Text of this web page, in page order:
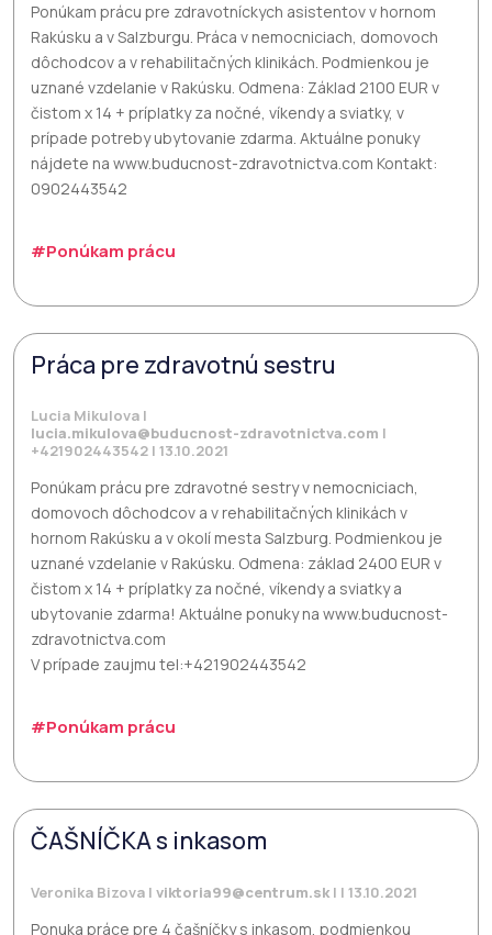
Ponúkam prácu pre zdravotníckych asistentov v hornom
Rakúsku a v Salzburgu. Práca v nemocniciach, domovoch
dôchodcov a v rehabilitačných klinikách. Podmienkou je
uznané vzdelanie v Rakúsku. Odmena: Základ 2100 EUR v
čistom x 14 + príplatky za nočné, víkendy a sviatky, v
prípade potreby ubytovanie zdarma. Aktuálne ponuky
nájdete na www.buducnost-zdravotnictva.com Kontakt:
0902443542
#Ponúkam prácu
Práca pre zdravotnú sestru
Lucia Mikulova |
lucia.mikulova@buducnost-zdravotnictva.com |
+421902443542 | 13.10.2021
Ponúkam prácu pre zdravotné sestry v nemocniciach,
domovoch dôchodcov a v rehabilitačných klinikách v
hornom Rakúsku a v okolí mesta Salzburg. Podmienkou je
uznané vzdelanie v Rakúsku. Odmena: základ 2400 EUR v
čistom x 14 + príplatky za nočné, víkendy a sviatky a
ubytovanie zdarma! Aktuálne ponuky na www.buducnost-
zdravotnictva.com
V prípade zaujmu tel:+421902443542
#Ponúkam prácu
ČAŠNÍČKA s inkasom
Veronika Bizova | viktoria99@centrum.sk | | 13.10.2021
Ponuka práce pre 4 čašníčky s inkasom, podmienkou